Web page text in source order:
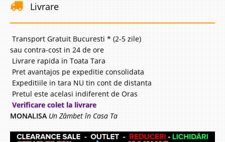
Livrare
Transport Gratuit Bucuresti * (2-5 zile)
sau contra-cost in 24 de ore
Livrare rapida in Toata Tara
Pret avantajos pe expeditie consolidata
Expeditiile in tara NU tin cont de distanta
Pretul este acelasi indiferent de Oras
Verificare colet la livrare
MONALISA Un Zâmbet în Casa Ta